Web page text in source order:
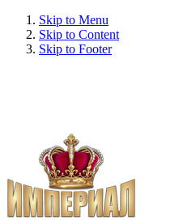
Skip to Menu
Skip to Content
Skip to Footer